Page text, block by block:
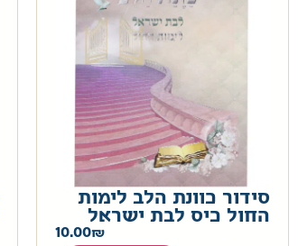
סידור כוונת הלב לימות
החול כיס לבת ישראל
10.00